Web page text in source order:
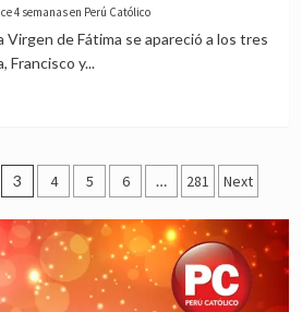
4 semanas en Perú Católico
Virgen de Fátima se apareció a los tres
Francisco y...
3 4 5 6 … 281 Next